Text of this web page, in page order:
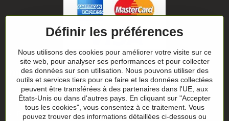
Important
Conditions générales
Impressum
Politique de confidentialité
Définir les préférences
Nous utilisons des cookies pour améliorer votre visite sur ce
site web, pour analyser ses performances et pour collecter
des données sur son utilisation. Nous pouvons utiliser des
outils et services tiers pour ce faire et les données collectées
peuvent être transférées à des partenaires dans l'UE, aux
États-Unis ou dans d'autres pays. En cliquant sur "Accepter
tous les cookies", vous consentez à ce traitement. Vous
pouvez trouver des informations détaillées ci-dessous ou